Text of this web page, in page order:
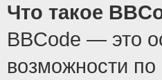
Что такое
BBCode — это
возможности